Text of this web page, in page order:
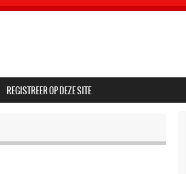
REGISTREER OP DEZE SITE